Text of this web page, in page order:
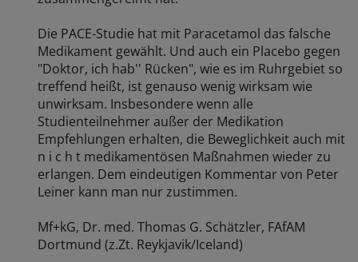
Die PACE-Studie hat mit Paracetamol das falsche
Medikament gewählt. Und auch ein Placebo gegen
"Doktor, ich hab'' Rücken", wie es im Ruhrgebiet so
treffend heißt, ist genauso wenig wirksam wie
unwirksam. Insbesondere wenn alle
Studienteilnehmer außer der Medikation
Empfehlungen erhalten, die Beweglichkeit auch mit
n i c h t medikamentösen Maßnahmen wieder zu
erlangen. Dem eindeutigen Kommentar von Peter
Leiner kann man nur zustimmen.
Mf+kG, Dr. med. Thomas G. Schätzler, FAfAM
Dortmund (z.Zt. Reykjavik/Iceland)